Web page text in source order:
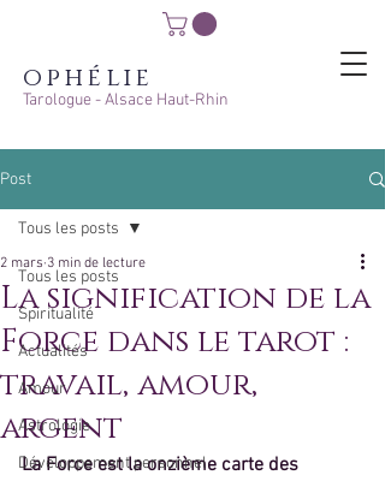
ophélie
Tarologue - Alsace Haut-Rhin
Post
Tous les posts
Spiritualité
Actualités
Amour
Astrologie
Développement personnel
Tous les posts
La signification de la
Force dans le tarot :
travail, amour,
argent
2 mars 3 min de lecture
La Force est la onzième carte des